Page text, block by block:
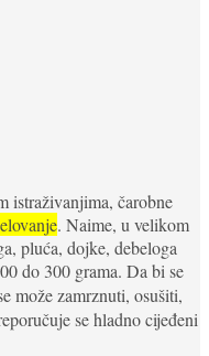
istraživanjima, čarobne
. Naime, u velikom
pluća, dojke, debeloga
do 300 grama. Da bi se
može zamrznuti, osušiti,
se hladno cijeđeni